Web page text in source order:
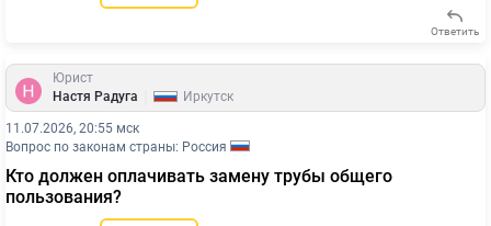
Ответить
Юрист
Настя Радуга
Иркутск
11.07.2026, 20:55 мск
Вопрос по законам страны: Россия
Кто должен оплачивать замену трубы общего
пользования?